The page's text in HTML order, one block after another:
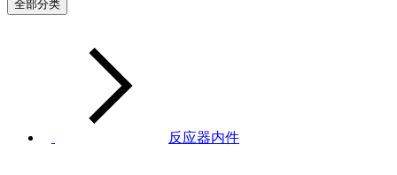
全部分类
反应器内件